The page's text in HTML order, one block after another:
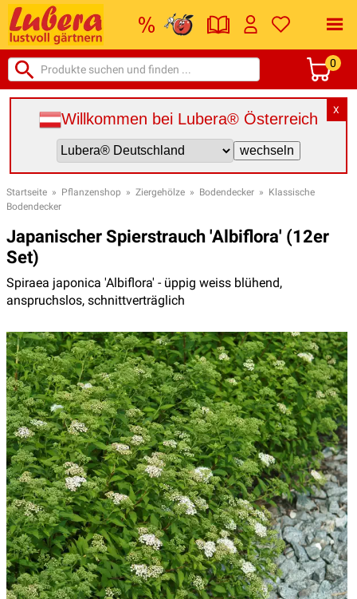
0
X
Willkommen bei Lubera® Österreich
Startseite » Pflanzenshop » Ziergehölze » Bodendecker » Klassische
Bodendecker
Japanischer Spierstrauch 'Albiflora' (12er
Set)
Spiraea japonica 'Albiflora' - üppig weiss blühend,
anspruchslos, schnittverträglich